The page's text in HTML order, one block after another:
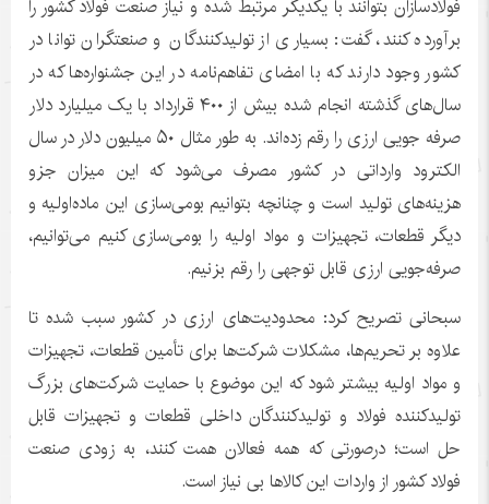
فولادسازان بتوانند با یکدیگر مرتبط شده و نیاز صنعت فولاد کشور را
برآورده کنند، گفت: بسیاری از تولیدکنندگان و صنعتگران توانا در
کشور وجود دارند که با امضای تفاهم‌نامه در این جشنواره‌ها که در
سال‌های گذشته انجام شده بیش از ۴۰۰ قرارداد با یک میلیارد دلار
صرفه جویی ارزی را رقم زده‌اند. به طور مثال ۵۰ میلیون دلار در سال
الکترود وارداتی در کشور مصرف می‌شود که این میزان جزو
هزینه‌های تولید است و چنانچه بتوانیم بومی‌سازی این ماده‌اولیه و
دیگر قطعات، تجهیزات و مواد اولیه را بومی‌سازی کنیم می‌توانیم،
‌صرفه‌جویی ارزی قابل توجهی را رقم بزنیم.
سبحانی تصریح کرد: محدودیت‌های ارزی در کشور سبب شده تا
علاوه بر تحریم‌ها، مشکلات شرکت‌ها برای تأمین قطعات، تجهیزات
و مواد اولیه بیشتر شود که این موضوع با حمایت شرکت‌های بزرگ
تولیدکننده فولاد و تولیدکنندگان داخلی قطعات و تجهیزات قابل
حل است؛ درصورتی که همه فعالان همت کنند، به زودی صنعت
فولاد کشور از واردات این کالاها بی نیاز است.